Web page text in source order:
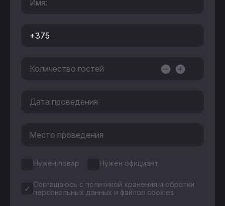
Нужен повар Нужен официант
Соглашаюсь с политикой хранения и обратки
персональных данных и файлов cookies